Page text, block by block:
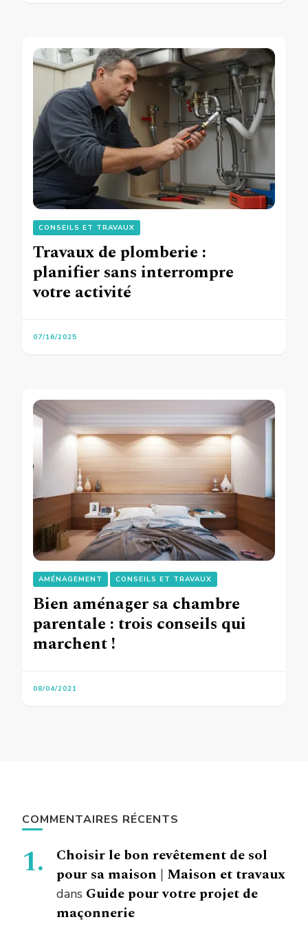
CONSEILS ET TRAVAUX
Travaux de plomberie :
planifier sans interrompre
votre activité
07/16/2025
AMÉNAGEMENT CONSEILS ET TRAVAUX
Bien aménager sa chambre
parentale : trois conseils qui
marchent !
08/04/2021
COMMENTAIRES RÉCENTS
Choisir le bon revêtement de sol
pour sa maison | Maison et travaux
dans Guide pour votre projet de
maçonnerie